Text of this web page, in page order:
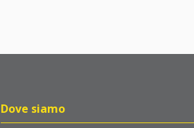
Dove siamo